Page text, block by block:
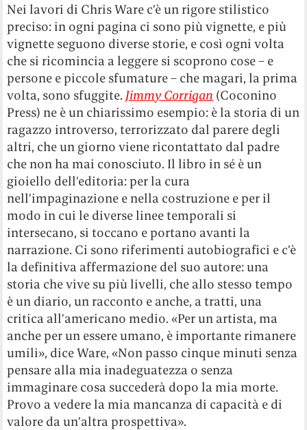
Nei lavori di Chris Ware c’è un rigore stilistico
preciso: in ogni pagina ci sono più vignette, e più
vignette seguono diverse storie, e così ogni volta
che si ricomincia a leggere si scoprono cose – e
persone e piccole sfumature – che magari, la prima
volta, sono sfuggite. Jimmy Corrigan (Coconino
Press) ne è un chiarissimo esempio: è la storia di un
ragazzo introverso, terrorizzato dal parere degli
altri, che un giorno viene ricontattato dal padre
che non ha mai conosciuto. Il libro in sé è un
gioiello dell’editoria: per la cura
nell’impaginazione e nella costruzione e per il
modo in cui le diverse linee temporali si
intersecano, si toccano e portano avanti la
narrazione. Ci sono riferimenti autobiografici e c’è
la definitiva affermazione del suo autore: una
storia che vive su più livelli, che allo stesso tempo
è un diario, un racconto e anche, a tratti, una
critica all’americano medio. «Per un artista, ma
anche per un essere umano, è importante rimanere
umili», dice Ware, «Non passo cinque minuti senza
pensare alla mia inadeguatezza o senza
immaginare cosa succederà dopo la mia morte.
Provo a vedere la mia mancanza di capacità e di
valore da un’altra prospettiva».